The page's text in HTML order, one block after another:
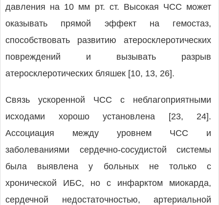
давления на 10 мм рт. ст. Высокая ЧСС может
оказывать прямой эффект на гемостаз,
способствовать развитию атеросклеротических
повреждений и вызывать разрыв
атеросклеротических бляшек [10, 13, 26].
Связь ускоренной ЧСС с неблагоприятными
исходами хорошо установлена [23, 24].
Ассоциация между уровнем ЧСС и
заболеваниями сердечно-сосудистой системы
была выявлена у больных не только с
хронической ИБС, но с инфарктом миокарда,
сердечной недостаточностью, артериальной